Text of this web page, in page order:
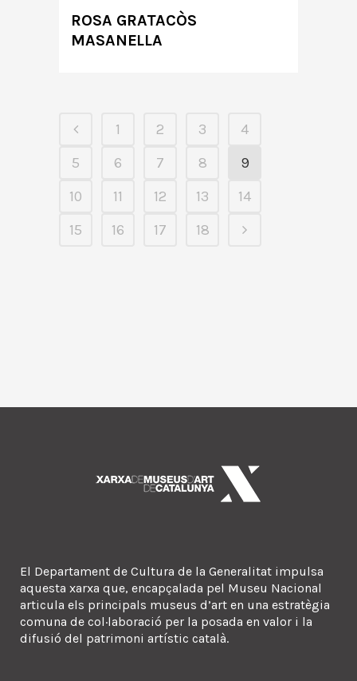
ROSA GRATACÒS
MASANELLA
1 2 3
4
5
6 7 8
9
10
11 12 13
14
15
16 17 18
El Departament de Cultura de la Generalitat impulsa
aquesta xarxa que, encapçalada pel Museu Nacional
articula els principals museus d’art en una estratègia
comuna de col·laboració per la posada en valor i la
difusió del patrimoni artístic català.